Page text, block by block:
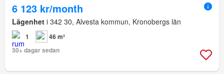
6 123 kr/month
Lägenhet i 342 30, Alvesta kommun, Kronobergs län
1
46 m²
30+ dagar sedan